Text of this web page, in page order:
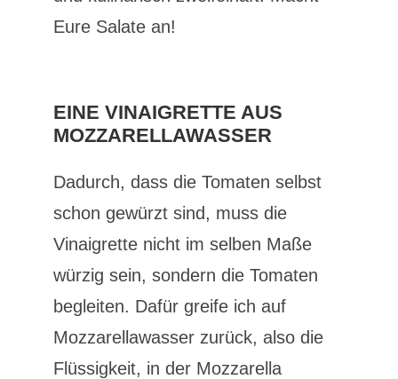
Eure Salate an!
EINE VINAIGRETTE AUS
MOZZARELLAWASSER
Dadurch, dass die Tomaten selbst
schon gewürzt sind, muss die
Vinaigrette nicht im selben Maße
würzig sein, sondern die Tomaten
begleiten. Dafür greife ich auf
Mozzarellawasser zurück, also die
Flüssigkeit, in der Mozzarella